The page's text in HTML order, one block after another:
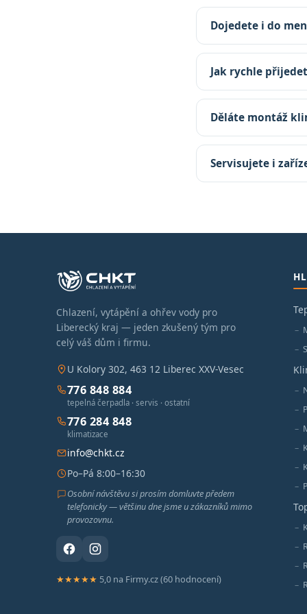
Dojedete i do
Jak rychle
Děláte montáž
Servisujete i
Chlazení, vytápění a ohřev vody pro
Liberecký kraj — jeden zkušený tým pro
celý váš dům i firmu.
U Kolory 302, 463 12 Liberec XXV-Vesec
776 848 884
tepelná čerpadla · servis · ostatní
776 284 848
klimatizace
info@chkt.cz
Po–Pá 8:00–16:30
Osobní návštěvu si prosím domluvte předem
telefonicky — většinu dne jsme u zákazníků mimo
provozovnu.
★★★★★ 5,0 na Firmy.cz (60 hodnocení)